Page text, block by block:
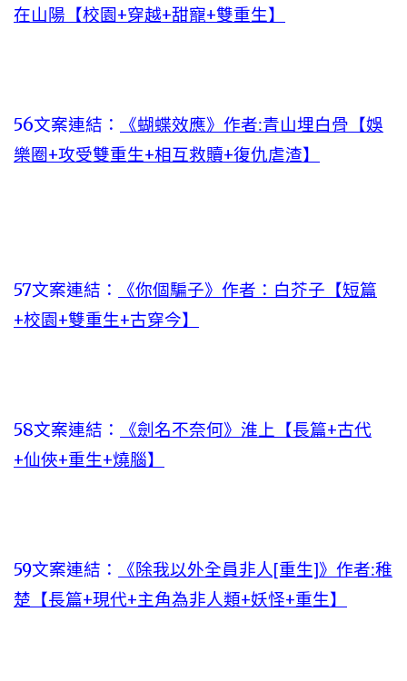
在山陽【校園+穿越+甜寵+雙重生】
56文案連結：
《蝴蝶效應》作者:青山埋白骨【娛
樂圈+攻受雙重生+相互救贖+復仇虐渣】
57文案連結：
《你個騙子》作者：白芥子【短篇
+校園+雙重生+古穿今】
58文案連結：
《劍名不奈何》淮上【長篇+古代
+仙俠+重生+燒腦】
59文案連結：
《除我以外全員非人[重生]》作者:稚
楚【長篇+現代+主角為非人類+妖怪+重生】